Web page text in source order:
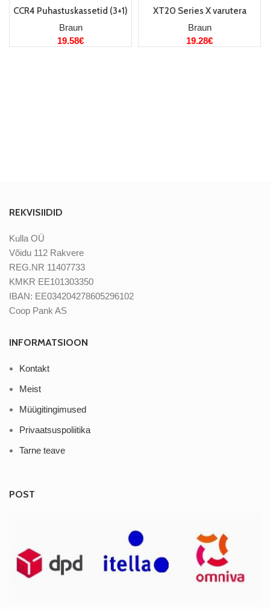
CCR4 Puhastuskassetid (3+1)
Braun
19.58€
XT20 Series X varutera
Braun
19.28€
REKVISIIDID
Kulla OÜ
Võidu 112 Rakvere
REG.NR 11407733
KMKR EE101303350
IBAN: EE034204278605296102
Coop Pank AS
INFORMATSIOON
Kontakt
Meist
Müügitingimused
Privaatsuspoliitika
Tarne teave
POST